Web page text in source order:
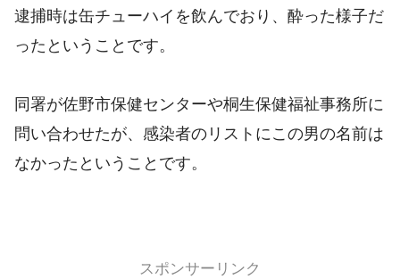
逮捕時は缶チューハイを飲んでおり、酔った様子だ
ったということです。
同署が佐野市保健センターや桐生保健福祉事務所に
問い合わせたが、感染者のリストにこの男の名前は
なかったということです。
スポンサーリンク